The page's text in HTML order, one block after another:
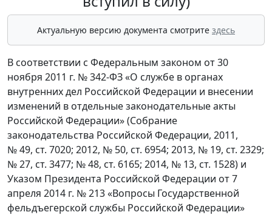
Актуальную версию документа смотрите здесь
В соответствии с Федеральным законом от 30
ноября 2011 г. № 342-ФЗ «О службе в органах
внутренних дел Российской Федерации и внесении
изменений в отдельные законодательные акты
Российской Федерации» (Собрание
законодательства Российской Федерации, 2011,
№ 49, ст. 7020; 2012, № 50, ст. 6954; 2013, № 19, ст. 2329;
№ 27, ст. 3477; № 48, ст. 6165; 2014, № 13, ст. 1528) и
Указом Президента Российской Федерации от 7
апреля 2014 г. № 213 «Вопросы Государственной
фельдъегерской службы Российской Федерации»